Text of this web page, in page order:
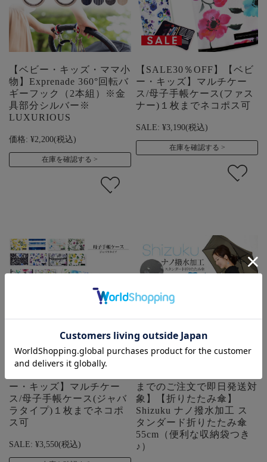
【ベビー・キッズ・ママ小
物】Exprenade 360°回転バ
ギーフック（2本組）※金
具部分シルバー※
LUXURIOUS
価格: ¥2,200(税込)
在庫を確認する
【SALE30％OFF】【ベビ
ー・キッズ】マルチケー
ス/母子手帳ケース(ファス
ナー)１枚までネコポス可
SALE: ¥3,190(税込)
在庫を確認する
ー・キッズ】マルチケー
ス/母子手帳ケース(ジャバ
ラタイプ)１枚までネコポ
ス可
SALE: ¥3,550(税込)
までのご注文で即日発送対
象】【折りたたみ傘】
Shizuku ナノ撥水加工 ス
タンダード折りたたみ傘
55cm（便利な収納袋つき
♪）